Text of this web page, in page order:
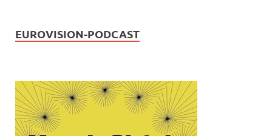
EUROVISION-PODCAST